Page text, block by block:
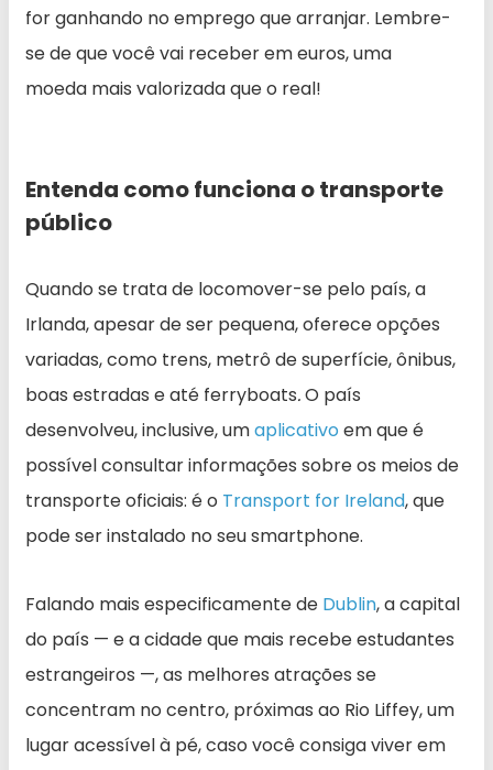
for ganhando no emprego que arranjar. Lembre-
se de que você vai receber em euros, uma
moeda mais valorizada que o real!
Entenda como funciona o transporte
público
Quando se trata de locomover-se pelo país, a
Irlanda, apesar de ser pequena, oferece opções
variadas, como trens, metrô de superfície, ônibus,
boas estradas e até ferryboats.O país
desenvolveu, inclusive, umaplicativo em que é
possível consultar informações sobre os meios de
transporte oficiais: é o Transport for Ireland, que
pode ser instalado no seu smartphone.
Falando mais especificamente de Dublin, a capital
do país — e a cidade que mais recebe estudantes
estrangeiros —, as melhores atrações se
concentram no centro, próximas ao Rio Liffey, um
lugar acessível à pé, caso você consiga viver em